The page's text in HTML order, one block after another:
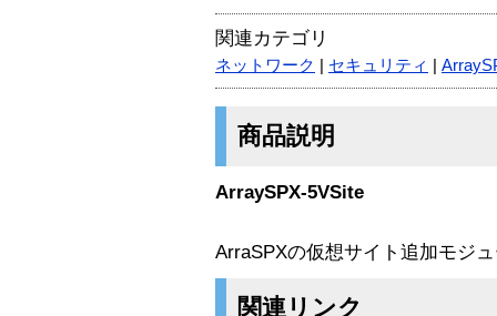
関連カテゴリ
ネットワーク セキュリティ
商品説明
ArraySPX-5VSite
ArraSPXの仮想サイト追加モジ
関連リンク